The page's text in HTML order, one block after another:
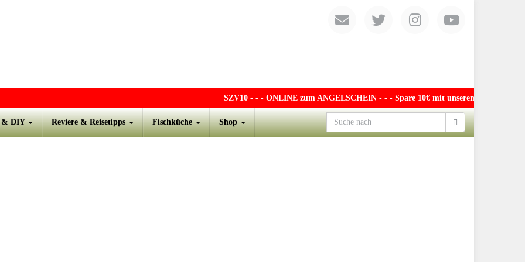
SZV10- - - ONLINE zum ANGELSCHEIN - - - Spare 10€ mit unserem exklusiven
& DIY Reviere & Reisetipps Fischküche Shop